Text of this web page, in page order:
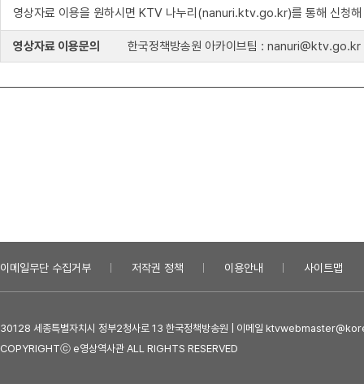
영상자료 이용을 원하시면 KTV 나누리(nanuri.ktv.go.kr)를 통해 신청해
영상자료 이용문의 한국정책방송원 아카이브팀 : nanuri@ktv.go.kr
이메일무단 수집거부 저작권 정책 이용안내 사이트맵
30128 세종특별자치시 정부2청사로 13 한국정책방송원 | 이메일
COPYRIGHTⓒ e영상역사관 ALL RIGHTS RESERVED